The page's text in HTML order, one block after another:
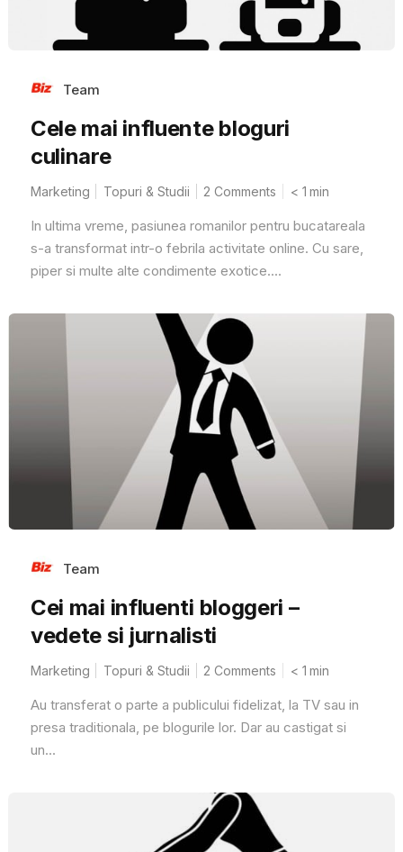
Team
Cele mai influente bloguri
culinare
Marketing Topuri & Studii 2 Comments < 1 min
In ultima vreme, pasiunea romanilor pentru bucatareala
s-a transformat intr-o febrila activitate online. Cu sare,
piper si multe alte condimente exotice....
Team
Cei mai influenti bloggeri –
vedete si jurnalisti
Marketing Topuri & Studii 2 Comments < 1 min
Au transferat o parte a publicului fidelizat, la TV sau in
presa traditionala, pe blogurile lor. Dar au castigat si
un...